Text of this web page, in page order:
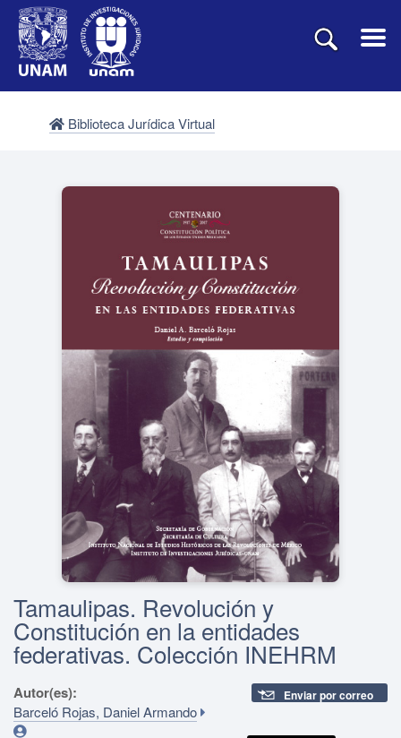
Biblioteca Jurídica Virtual
Tamaulipas. Revolución y
Constitución en la entidades
federativas. Colección INEHRM
Autor(es):
Barceló Rojas, Daniel Armando
Enviar por correo